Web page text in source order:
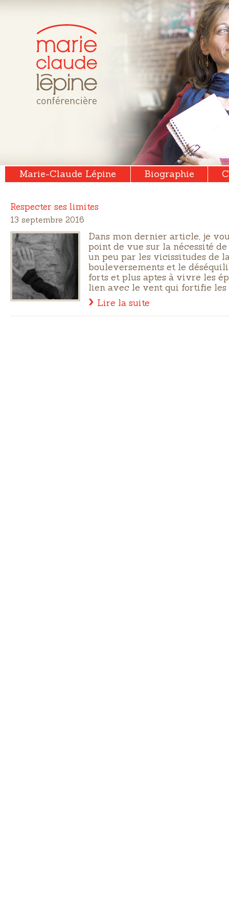
Marie-Claude Lépine Biographie
Respecter ses limites
13 septembre 2016
Dans mon dernier article, je
point de vue sur la nécessité
un peu par les vicissitudes de
bouleversements et le
forts et plus aptes à vivre les
lien avec le vent qui fortifie les
Lire la suite